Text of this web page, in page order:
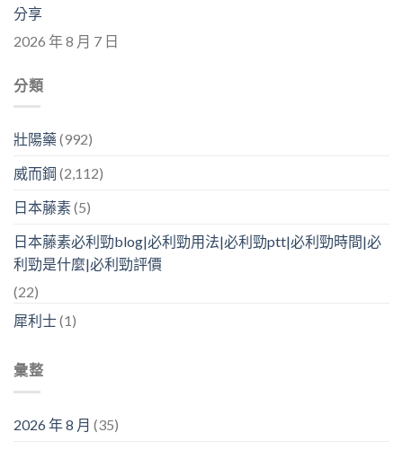
分享
2026 年 8 月 7 日
分類
壯陽藥(992)
威而鋼 (2,112)
日本藤素(5)
日本藤素必利勁blog|必利勁用法|必利勁ptt|必利勁時間|必
利勁是什麼|必利勁評價
(22)
犀利士(1)
彙整
2026 年 8 月 (35)